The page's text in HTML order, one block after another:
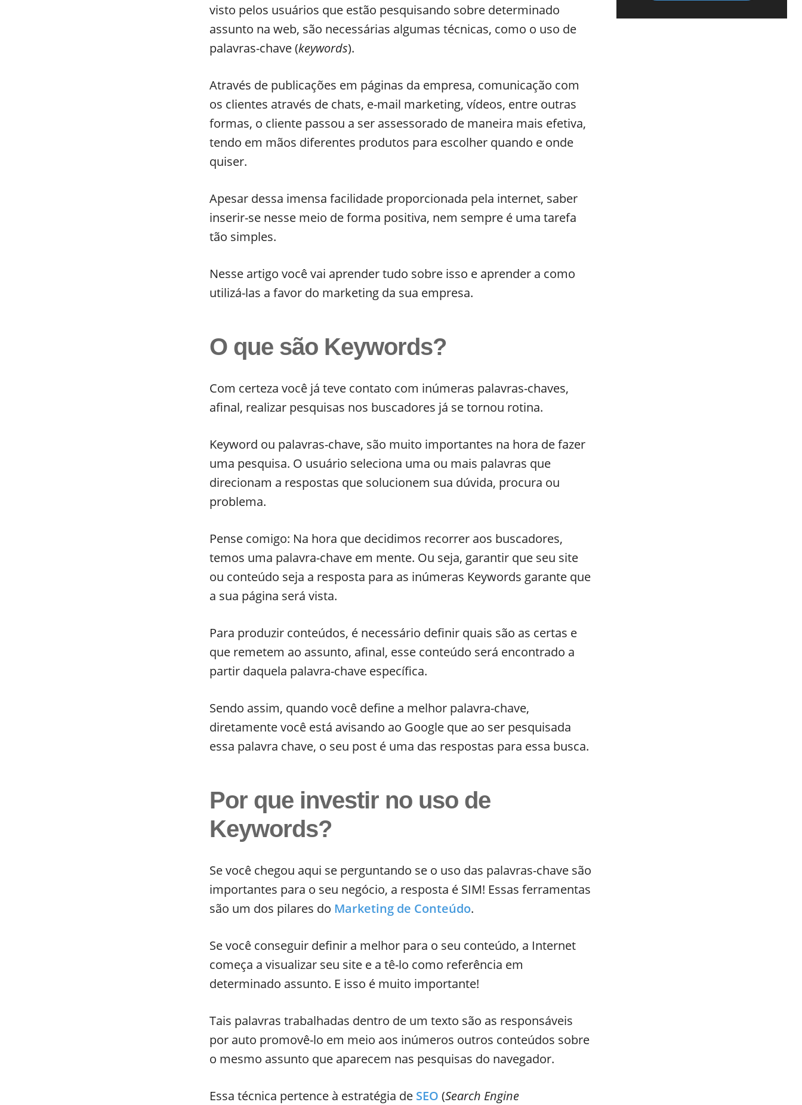
visto pelos usuários que estão pesquisando sobre determinado
assunto na web, são necessárias algumas técnicas, como o uso de
palavras-chave (keywords).
Através de publicações em páginas da empresa, comunicação com
os clientes através de chats, e-mail marketing, vídeos, entre outras
formas, o cliente passou a ser assessorado de maneira mais efetiva,
tendo em mãos diferentes produtos para escolher quando e onde
quiser.
Apesar dessa imensa facilidade proporcionada pela internet, saber
inserir-se nesse meio de forma positiva, nem sempre é uma tarefa
tão simples.
Nesse artigo você vai aprender tudo sobre isso e aprender a como
utilizá-las a favor do marketing da sua empresa.
O que são Keywords?
Com certeza você já teve contato com inúmeras palavras-chaves,
afinal, realizar pesquisas nos buscadores já se tornou rotina.
Keyword ou palavras-chave, são muito importantes na hora de fazer
uma pesquisa. O usuário seleciona uma ou mais palavras que
direcionam a respostas que solucionem sua dúvida, procura ou
problema.
Pense comigo: Na hora que decidimos recorrer aos buscadores,
temos uma palavra-chave em mente. Ou seja, garantir que seu site
ou conteúdo seja a resposta para as inúmeras Keywords garante que
a sua página será vista.
Para produzir conteúdos, é necessário definir quais são as certas e
que remetem ao assunto, afinal, esse conteúdo será encontrado a
partir daquela palavra-chave específica.
Sendo assim, quando você define a melhor palavra-chave,
diretamente você está avisando ao Google que ao ser pesquisada
essa palavra chave, o seu post é uma das respostas para essa busca.
Por que investir no uso de
Keywords?
Se você chegou aqui se perguntando se o uso das palavras-chave são
importantes para o seu negócio, a resposta é SIM! Essas ferramentas
são um dos pilares do Marketing de Conteúdo.
Se você conseguir definir a melhor para o seu conteúdo, a Internet
começa a visualizar seu site e a tê-lo como referência em
determinado assunto. E isso é muito importante!
Tais palavras trabalhadas dentro de um texto são as responsáveis
por auto promovê-lo em meio aos inúmeros outros conteúdos sobre
o mesmo assunto que aparecem nas pesquisas do navegador.
Essa técnica pertence à estratégia de SEO (Search Engine